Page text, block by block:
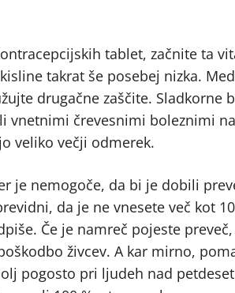
tablet, začnite ta
takrat še posebej nizka.
drugačne zaščite. Sladkorne
črevesnimi boleznimi
veliko večji odmerek.
je nemogoče, da bi je dobili
da je ne vnesete več kot
Če je namreč pojeste
živcev. A kar mirno,
pogosto pri ljudeh nad